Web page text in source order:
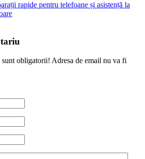
rapide pentru telefoane și asistență la
sunt obligatorii! Adresa de email nu va fi